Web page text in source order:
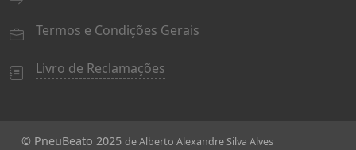
Termos e Condições Gerais
Livro de Reclamações
© PneuBeato 2025 de Alberto Alexandre Silva Alves